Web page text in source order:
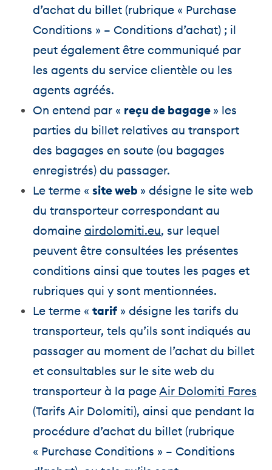
d’achat du billet (rubrique « Purchase
Conditions » – Conditions d’achat) ; il
peut également être communiqué par
les agents du service clientèle ou les
agents agréés.
On entend par « reçu de bagage » les
parties du billet relatives au transport
des bagages en soute (ou bagages
enregistrés) du passager.
Le terme « site web » désigne le site web
du transporteur correspondant au
domaine airdolomiti.eu, sur lequel
peuvent être consultées les présentes
conditions ainsi que toutes les pages et
rubriques qui y sont mentionnées.
Le terme « tarif» désigne les tarifs du
transporteur, tels qu’ils sont indiqués au
passager au moment de l’achat du billet
et consultables sur le site web du
transporteur à la pageAir Dolomiti Fares
(Tarifs Air Dolomiti), ainsi que pendant la
procédure d’achat du billet (rubrique
« Purchase Conditions » – Conditions